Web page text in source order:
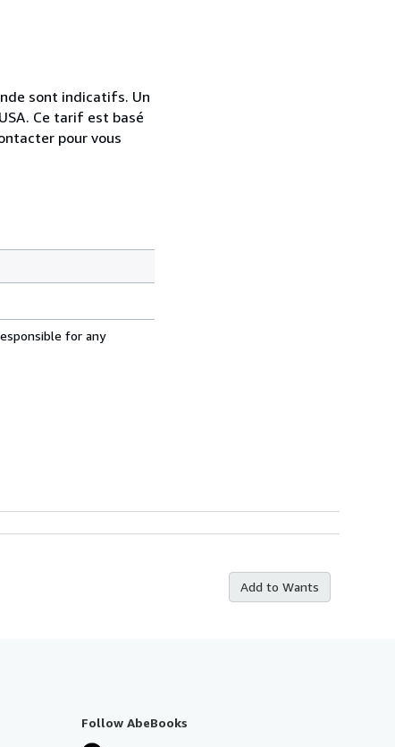
sont indicatifs. Un
Ce tarif est basé
pour vous
for any
Add to Wants
Follow AbeBooks